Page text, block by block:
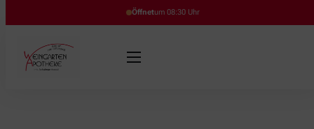
Öffnetum 08:30 Uhr